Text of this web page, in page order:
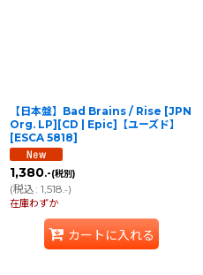
【日本盤】Bad Brains / Rise [JPN
Org. LP][CD | Epic]【ユーズド】
[ESCA 5818]
1,380.-(税別)
(税込: 1,518.-)
在庫わずか
カートに入れる